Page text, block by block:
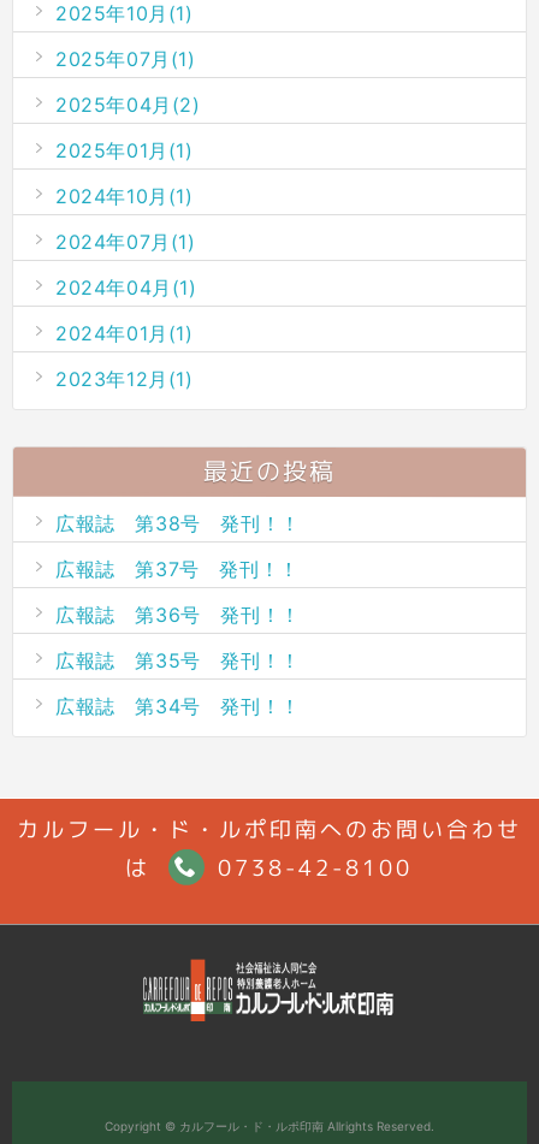
2025年10月(1)
2025年07月(1)
2025年04月(2)
2025年01月(1)
2024年10月(1)
2024年07月(1)
2024年04月(1)
2024年01月(1)
2023年12月(1)
最近の投稿
広報誌 第38号 発刊！！
広報誌 第37号 発刊！！
広報誌 第36号 発刊！！
広報誌 第35号 発刊！！
広報誌 第34号 発刊！！
カルフール・ド・ルポ印南へのお問い合わせ
は 0738-42-8100
Copyright © カルフール・ド・ルポ印南 Allrights Reserved.